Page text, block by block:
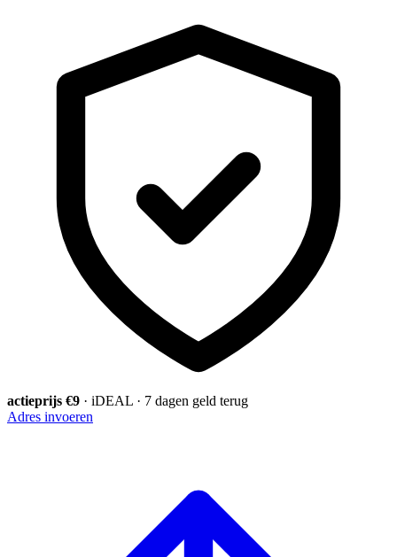
actieprijs €9 · iDEAL · 7 dagen geld terug
Adres invoeren